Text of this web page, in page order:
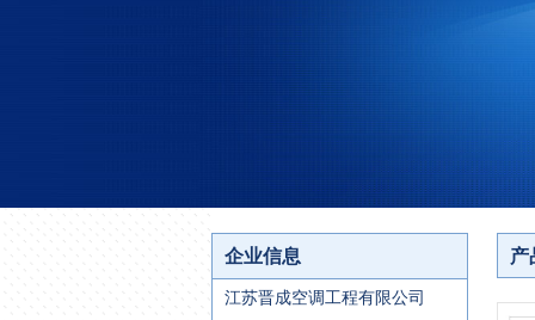
企业信息
江苏晋成空调工程有限公司
产